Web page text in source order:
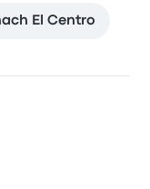
El Centro